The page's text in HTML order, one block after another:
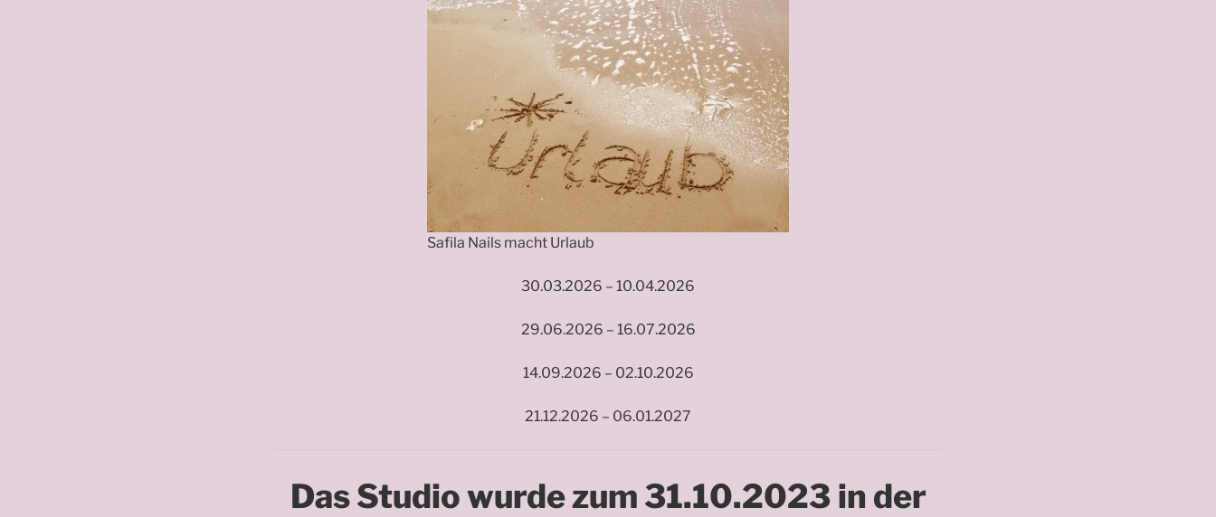
Safila Nails macht Urlaub
30.03.2026 – 10.04.2026
29.06.2026 – 16.07.2026
14.09.2026 – 02.10.2026
21.12.2026 – 06.01.2027
Das Studio wurde zum 31.10.2023 in der